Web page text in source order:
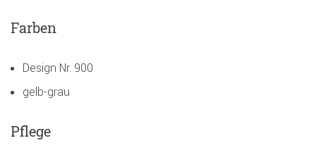
Farben
Design Nr. 900
gelb-grau
Pflege